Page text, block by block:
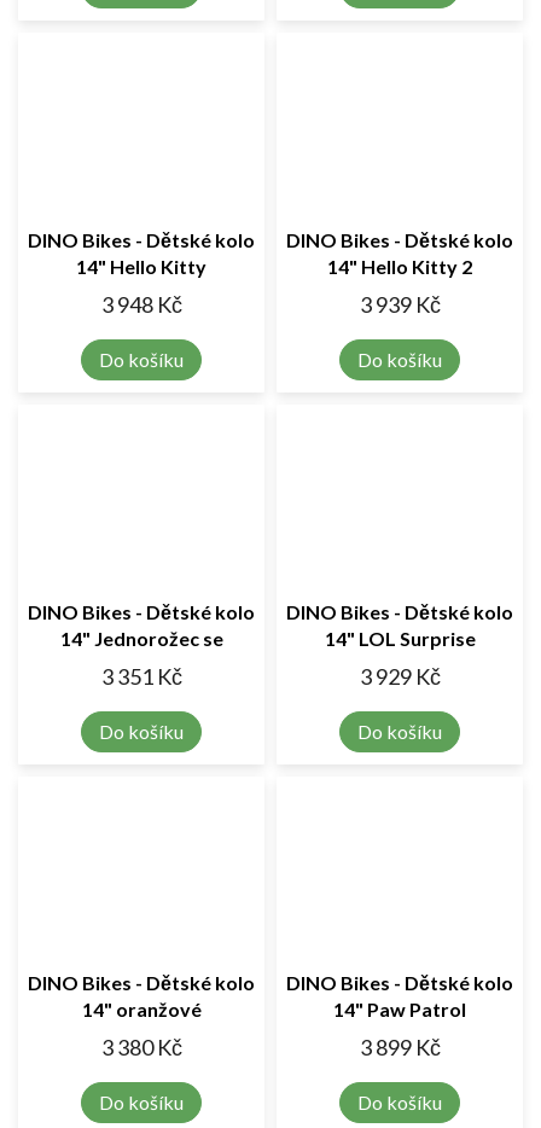
DINO Bikes - Dětské kolo
14" Hello Kitty
3 948 Kč
Do košíku
DINO Bikes - Dětské kolo
14" Hello Kitty 2
3 939 Kč
Do košíku
DINO Bikes - Dětské kolo
14" Jednorožec se
sedačkou
3 351 Kč
Do košíku
DINO Bikes - Dětské kolo
14" LOL Surprise
3 929 Kč
Do košíku
DINO Bikes - Dětské kolo
14" oranžové
3 380 Kč
Do košíku
DINO Bikes - Dětské kolo
14" Paw Patrol
3 899 Kč
Do košíku